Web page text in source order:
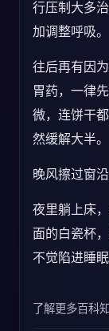
行压制大多
加调整呼吸。
往后再有因
胃药，一律
微，连饼干
然缓解大半。
晚风擦过窗沿
夜里躺上床
面的白瓷杯
不觉陷进睡眠
了解更多百科